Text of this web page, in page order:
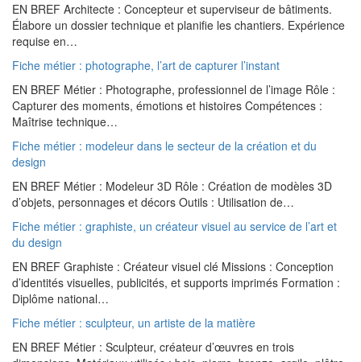
EN BREF Architecte : Concepteur et superviseur de bâtiments.
Élabore un dossier technique et planifie les chantiers. Expérience
requise en…
Fiche métier : photographe, l’art de capturer l’instant
EN BREF Métier : Photographe, professionnel de l’image Rôle :
Capturer des moments, émotions et histoires Compétences :
Maîtrise technique…
Fiche métier : modeleur dans le secteur de la création et du
design
EN BREF Métier : Modeleur 3D Rôle : Création de modèles 3D
d’objets, personnages et décors Outils : Utilisation de…
Fiche métier : graphiste, un créateur visuel au service de l’art et
du design
EN BREF Graphiste : Créateur visuel clé Missions : Conception
d’identités visuelles, publicités, et supports imprimés Formation :
Diplôme national…
Fiche métier : sculpteur, un artiste de la matière
EN BREF Métier : Sculpteur, créateur d’œuvres en trois